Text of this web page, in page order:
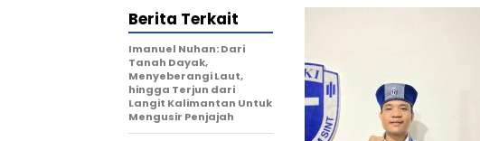
Berita Terkait
Imanuel Nuhan: Dari
Tanah Dayak,
Menyeberangi Laut,
hingga Terjun dari
Langit Kalimantan Untuk
Mengusir Penjajah